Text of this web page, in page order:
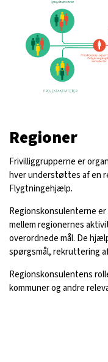
Regioner
Frivilliggrupperne er
hver understøttes af en
Flygtningehjælp.
Regionskonsulenterne
mellem regionernes
overordnede mål. De
spørgsmål, rekruttering
Regionskonsulentens
kommuner og andre